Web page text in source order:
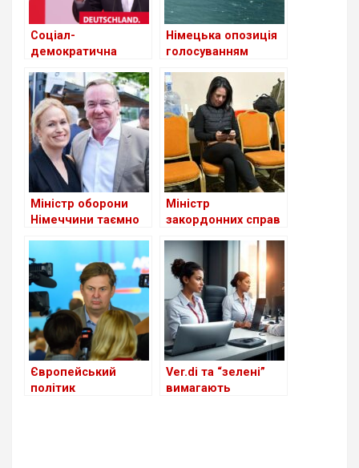
Соціал-
демократична
(SPD) переглянула
свою зовнішню
політику
Німецька опозиція
голосуванням
примусити уряд
передати Україні
ракети Taurus
Міністр оборони
Німеччини таємно
Міністр
закордонних справ
наполягає на
збільшенні
військової
допомоги Україні
Європейський
політик
Ver.di та “зелені”
вимагають